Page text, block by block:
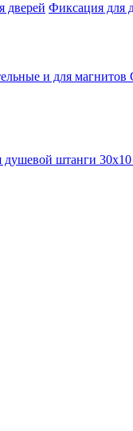
дверей Фиксация для
и для магнитов
душевой штанги 30x10